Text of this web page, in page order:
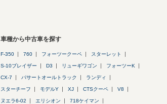
車種から中古車を探す
F-350 760 フォーツークーペ スターレット
S-10ブレイザー D3 リューギワゴン フォーツーK
CX-7 パサートオールトラック ランディ
スターチーフ モデルY XJ CTSクーペ V8
ヌエラ6-02 エリシオン 718ケイマン